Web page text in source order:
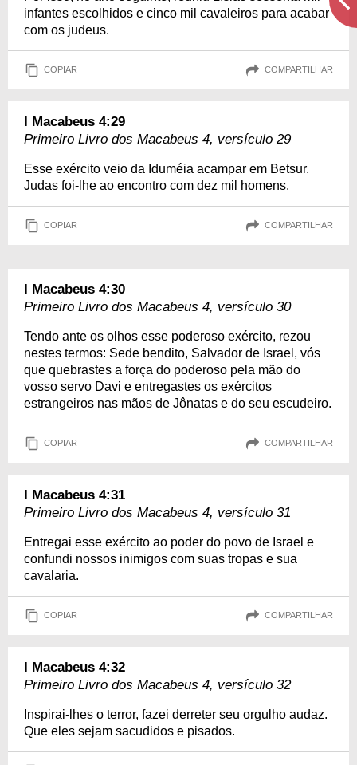
infantes escolhidos e cinco mil cavaleiros para acabar
com os judeus.
COPIAR COMPARTILHAR
I Macabeus 4:29
Primeiro Livro dos Macabeus 4, versículo 29
Esse exército veio da Iduméia acampar em Betsur.
Judas foi-lhe ao encontro com dez mil homens.
COPIAR COMPARTILHAR
I Macabeus 4:30
Primeiro Livro dos Macabeus 4, versículo 30
Tendo ante os olhos esse poderoso exército, rezou
nestes termos: Sede bendito, Salvador de Israel, vós
que quebrastes a força do poderoso pela mão do
vosso servo Davi e entregastes os exércitos
estrangeiros nas mãos de Jônatas e do seu escudeiro.
COPIAR COMPARTILHAR
I Macabeus 4:31
Primeiro Livro dos Macabeus 4, versículo 31
Entregai esse exército ao poder do povo de Israel e
confundi nossos inimigos com suas tropas e sua
cavalaria.
COPIAR COMPARTILHAR
I Macabeus 4:32
Primeiro Livro dos Macabeus 4, versículo 32
Inspirai-lhes o terror, fazei derreter seu orgulho audaz.
Que eles sejam sacudidos e pisados.